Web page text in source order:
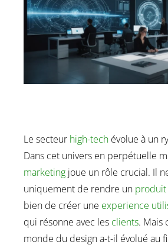
Le secteur high-tech évolue à un
Dans cet univers en perpétuelle
marketing joue un rôle crucial. Il
uniquement de rendre un produit
bien de créer une experience
qui résonne avec les clients. Mais
monde du design a-t-il évolué au